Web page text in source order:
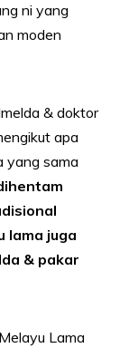
ni yang
moden
& doktor
apa
yang sama
lama juga
& pakar
Lama